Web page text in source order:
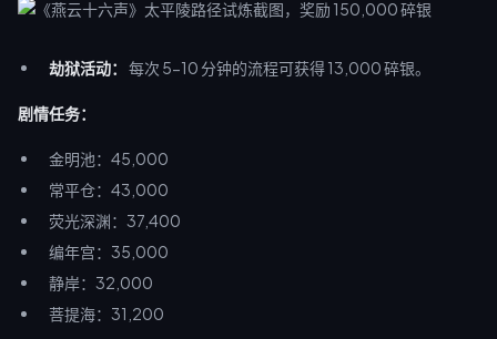
劫狱活动： 每次 5-10 分钟的流程可获得 13,000 碎银。
剧情任务：
金明池：45,000
常平仓：43,000
荧光深渊：37,400
编年宫：35,000
静岸：32,000
菩提海：31,200